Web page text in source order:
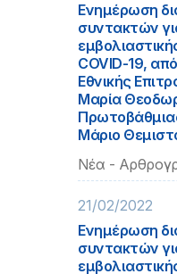
Ενημέρωση
συντακτών
COVID-19,
Εθνικής
Μαρία
Μάριο
Νέα -
21/02/2022
Ενημέρωση
συντακτών